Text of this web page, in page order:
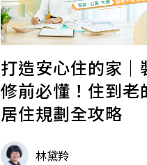
打造安心住的家｜
修前必懂！住到老
居住規劃全攻略
林黛羚